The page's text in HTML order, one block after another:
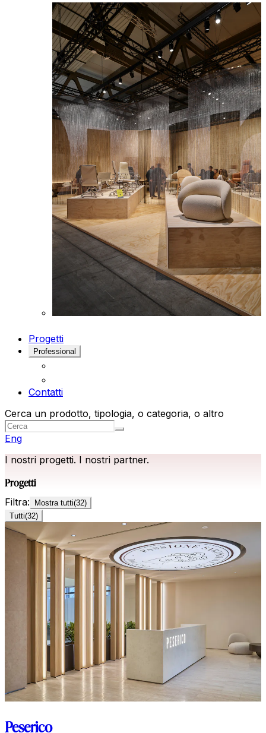
Progetti
Professional
Contatti
Cerca un prodotto, tipologia, o categoria, o altro
Eng
I nostri progetti. I nostri partner.
Progetti
Filtra: Mostra tutti(32)
Tutti(32)
Peserico